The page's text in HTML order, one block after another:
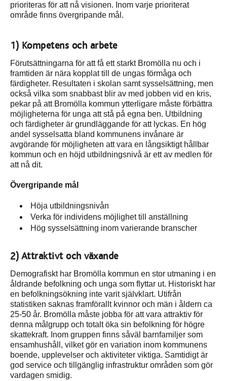
prioriteras för att nå visionen. Inom varje prioriterat
område finns övergripande mål.
1) Kompetens och arbete
Förutsättningarna för att få ett starkt Bromölla nu och i
framtiden är nära kopplat till de ungas förmåga och
färdigheter. Resultaten i skolan samt sysselsättning, men
också vilka som snabbast blir av med jobben vid en kris,
pekar på att Bromölla kommun ytterligare måste förbättra
möjligheterna för unga att stå på egna ben. Utbildning
och färdigheter är grundläggande för att lyckas. En hög
andel sysselsatta bland kommunens invånare är
avgörande för möjligheten att vara en långsiktigt hållbar
kommun och en höjd utbildningsnivå är ett av medlen för
att nå dit.
Övergripande mål
Höja utbildningsnivån
Verka för individens möjlighet till anställning
Hög sysselsättning inom varierande branscher
2) Attraktivt och växande
Demografiskt har Bromölla kommun en stor utmaning i en
åldrande befolkning och unga som flyttar ut. Historiskt har
en befolkningsökning inte varit självklart. Utifrån
statistiken saknas framförallt kvinnor och män i åldern ca
25‐50 år. Bromölla måste jobba för att vara attraktiv för
denna målgrupp och totalt öka sin befolkning för högre
skattekraft. Inom gruppen finns såväl barnfamiljer som
ensamhushåll, vilket gör en variation inom kommunens
boende, upplevelser och aktiviteter viktiga. Samtidigt är
god service och tillgänglig infrastruktur områden som gör
vardagen smidig.